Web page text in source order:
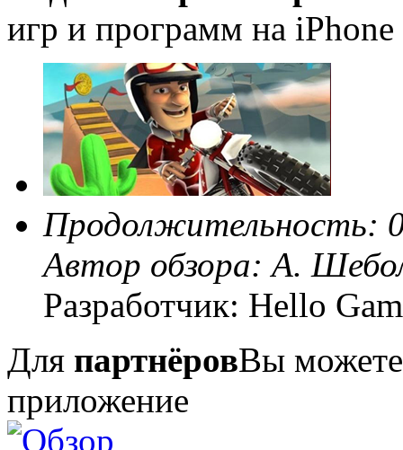
игр и программ на
Продолжительность:
Автор обзора:А.
Разработчик: Hello
Для партнёровВы можете
приложение